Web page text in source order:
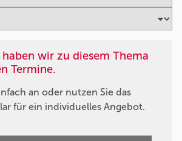
wir zu diesem Thema
Termine.
an oder nutzen Sie das
für ein individuelles Angebot.